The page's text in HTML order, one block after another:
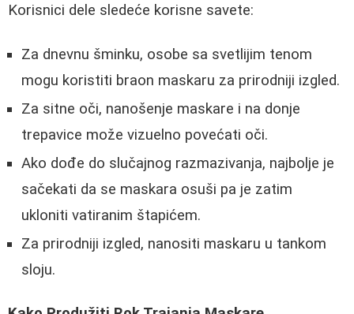
Korisnici dele sledeće korisne savete:
Za dnevnu šminku, osobe sa svetlijim tenom
mogu koristiti braon maskaru za prirodniji izgled.
Za sitne oči, nanošenje maskare i na donje
trepavice može vizuelno povećati oči.
Ako dođe do slučajnog razmazivanja, najbolje je
sačekati da se maskara osuši pa je zatim
ukloniti vatiranim štapićem.
Za prirodniji izgled, nanositi maskaru u tankom
sloju.